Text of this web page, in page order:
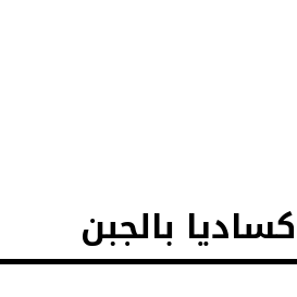
بالجبن